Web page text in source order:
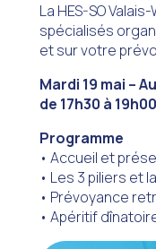
–
La HES-SO
spécialisés
et sur votre
Mardi 19 mai –
de 17h30 à 19h00
Programme
• Accueil et
• Les 3 piliers et
• Prévoyance
• Apéritif